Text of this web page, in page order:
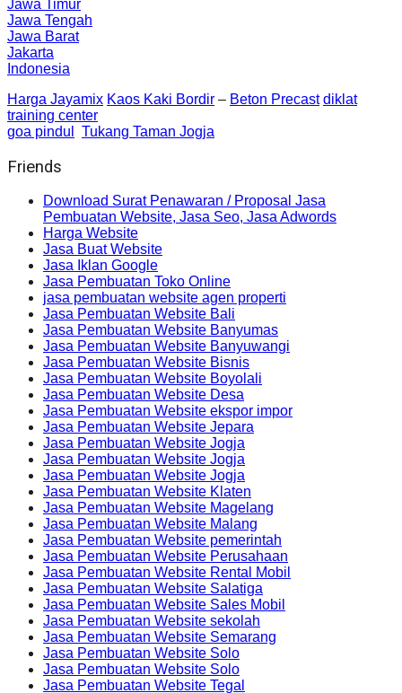
Jawa Timur
Jawa Tengah
Jawa Barat
Jakarta
Indonesia
Harga Jayamix Kaos Kaki Bordir – Beton Precast diklat
training center
goa pindul
Tukang Taman Jogja
Friends
Download Surat Penawaran / Proposal Jasa
Pembuatan Website, Jasa Seo, Jasa Adwords
Harga Website
Jasa Buat Website
Jasa Iklan Google
Jasa Pembuatan Toko Online
jasa pembuatan website agen properti
Jasa Pembuatan Website Bali
Jasa Pembuatan Website Banyumas
Jasa Pembuatan Website Banyuwangi
Jasa Pembuatan Website Bisnis
Jasa Pembuatan Website Boyolali
Jasa Pembuatan Website Desa
Jasa Pembuatan Website ekspor impor
Jasa Pembuatan Website Jepara
Jasa Pembuatan Website Jogja
Jasa Pembuatan Website Jogja
Jasa Pembuatan Website Jogja
Jasa Pembuatan Website Klaten
Jasa Pembuatan Website Magelang
Jasa Pembuatan Website Malang
Jasa Pembuatan Website pemerintah
Jasa Pembuatan Website Perusahaan
Jasa Pembuatan Website Rental Mobil
Jasa Pembuatan Website Salatiga
Jasa Pembuatan Website Sales Mobil
Jasa Pembuatan Website sekolah
Jasa Pembuatan Website Semarang
Jasa Pembuatan Website Solo
Jasa Pembuatan Website Solo
Jasa Pembuatan Website Tegal